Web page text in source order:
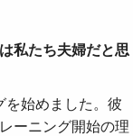
私たち夫婦だと思
を始めました。彼
ーニング開始の理